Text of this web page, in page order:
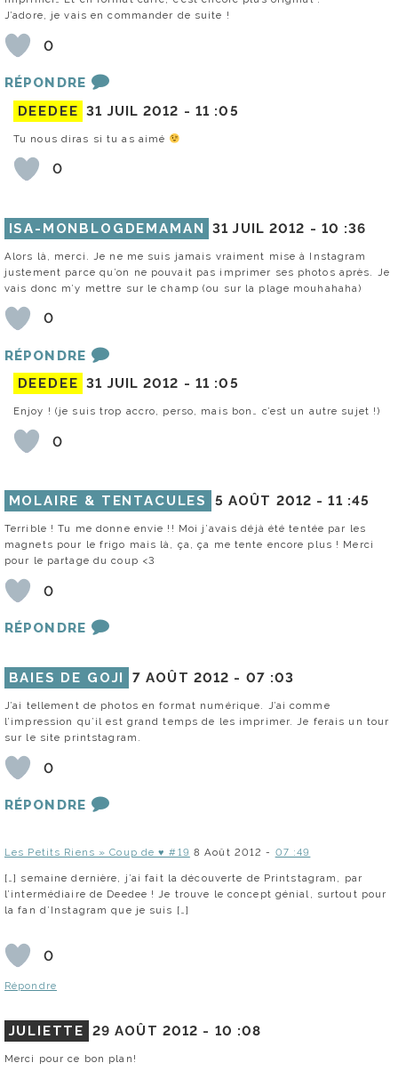
J’adore, je vais en commander de suite !
0
RÉPONDRE
DEEDEE 31 JUIL 2012 - 11 :05
Tu nous diras si tu as aimé
0
ISA-MONBLOGDEMAMAN 31 JUIL 2012 - 10 :36
Alors là, merci. Je ne me suis jamais vraiment mise à Instagram
justement parce qu’on ne pouvait pas imprimer ses photos après. Je
vais donc m’y mettre sur le champ (ou sur la plage mouhahaha)
0
RÉPONDRE
DEEDEE 31 JUIL 2012 - 11 :05
Enjoy ! (je suis trop accro, perso, mais bon… c’est un autre sujet !)
0
MOLAIRE & TENTACULES 5 AOÛT 2012 -11 :45
Terrible ! Tu me donne envie !! Moi j’avais déjà été tentée par les
magnets pour le frigo mais là, ça, ça me tente encore plus ! Merci
pour le partage du coup <3
0
RÉPONDRE
BAIES DE GOJI 7 AOÛT 2012 - 07 :03
J’ai tellement de photos en format numérique. J’ai comme
l’impression qu’il est grand temps de les imprimer. Je ferais un tour
sur le site printstagram.
0
RÉPONDRE
Les Petits Riens » Coup de ♥ #19 8 Août 2012 - 07 :49
[…] semaine dernière, j’ai fait la découverte de Printstagram, par
l’intermédiaire de Deedee ! Je trouve le concept génial, surtout pour
la fan d’Instagram que je suis […]
0
Répondre
JULIETTE 29 AOÛT 2012 - 10 :08
Merci pour ce bon plan!